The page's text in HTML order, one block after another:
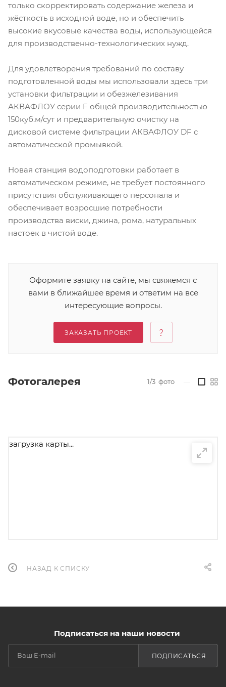
только скорректировать содержание железа и
жёсткость в исходной воде, но и обеспечить
высокие вкусовые качества воды, использующейся
для производственно-технологических нужд.
Для удовлетворения требований по составу
подготовленной воды мы использовали здесь три
установки фильтрации и обезжелезивания
АКВАФЛОУ серии F общей производительностью
150куб.м/сут и предварительную очистку на
дисковой системе фильтрации АКВАФЛОУ DF с
автоматической промывкой.
Новая станция водоподготовки работает в
автоматическом режиме, не требует постоянного
присутствия обслуживающего персонала и
обеспечивает возросшие потребности
производства виски, джина, рома, натуральных
настоек в чистой воде.
Оформите заявку на сайте, мы свяжемся с
вами в ближайшее время и ответим на все
интересующие вопросы.
ЗАКАЗАТЬ ПРОЕКТ
Фотогалерея 1/3 фото
загрузка карты...
НАЗАД К СПИСКУ
Подписаться на наши новости
ПОДПИСАТЬСЯ